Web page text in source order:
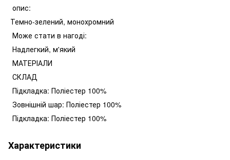
опис:
Темно-зелений, монохромний
Може стати в нагоді:
Надлегкий, м'який
МАТЕРІАЛИ
СКЛАД
Підкладка: Поліестер 100%
Зовнішній шар: Поліестер 100%
Підкладка: Поліестер 100%
Характеристики